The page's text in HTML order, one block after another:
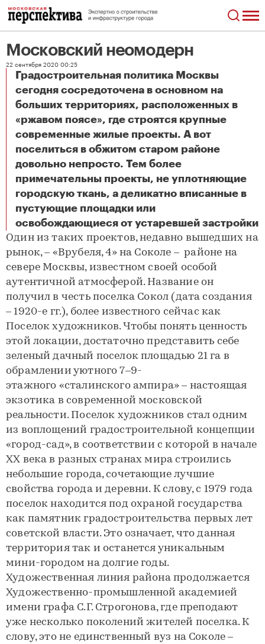
Московский неомодерн
22 сентября 2020 00:25
Градостроительная политика Москвы
сегодня сосредоточена в основном на
больших территориях, расположенных в
«ржавом поясе», где строятся крупные
современные жилые проекты. А вот
поселиться в обжитом старом районе
довольно непросто. Тем более
примечательны проекты, не уплотняющие
городскую ткань, а деликатно вписанные в
пустующие площадки или
освобождающиеся от устаревшей застройки
Московский неомодерн
Один из таких проектов, недавно вышедших на
рынок, – «Врубеля, 4» на Соколе – районе на
севере Москвы, известном своей особой
аутентичной атмосферой. Название он
получил в честь поселка Сокол (дата создания
– 1920-е гг.), более известного сейчас как
Поселок художников. Чтобы понять ценность
этой локации, достаточно представить себе
зеленый дачный поселок площадью 21 га в
обрамлении уютного 7–9-
этажного «сталинского ампира» – настоящая
экзотика в современной московской
реальности. Поселок художников стал одним
из воплощений градостроительной концепции
«город-сад», в соответствии с которой в начале
XX века в разных странах мира строились
небольшие города, сочетающие лучшие
свойства города и деревни. К слову, с 1979 года
поселок находится под охраной государства
как памятник градостроительства первых лет
советской власти. Это означает, что данная
территория так и останется уникальным
мини-городом на долгие годы.
Художественная линия района продолжается
Художественно-промышленной академией
имени графа С.Г. Строгонова, где преподают
уже несколько поколений жителей поселка. К
слову, это не единственный вуз на Соколе –